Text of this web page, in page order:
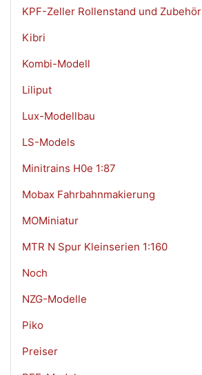
KPF-Zeller Rollenstand und Zubehör
Kibri
Kombi-Modell
Liliput
Lux-Modellbau
LS-Models
Minitrains H0e 1:87
Mobax Fahrbahnmakierung
MOMiniatur
MTR N Spur Kleinserien 1:160
Noch
NZG-Modelle
Piko
Preiser